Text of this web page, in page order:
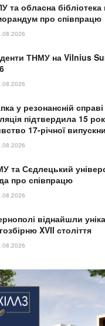
та обласна бібліотека
про співпрацю
ТНМУ на Vilnius
у резонансній
підтвердила 15
17-річної
та Сєдлецький
про співпрацю
віднайшли
XVII століття